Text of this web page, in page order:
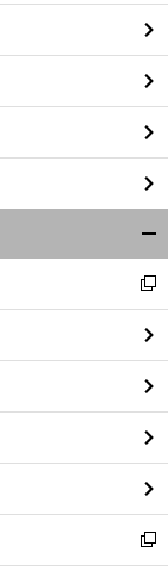
前
閉
る
新
し
い
ウ
ィ
ン
ド
ウ
で
開
く
新
し